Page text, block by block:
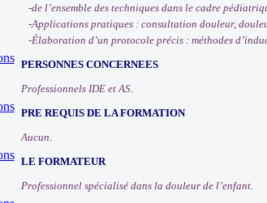
-de l’ensemble des techniques dans le cadre
-Applications pratiques : consultation douleur,
-Élaboration d’un protocole précis : méthodes
PERSONNES CONCERNEES
Professionnels IDE et AS.
PRE REQUIS DE LA FORMATION
Aucun.
LE FORMATEUR
Professionnel spécialisé dans la douleur de l’enfant.